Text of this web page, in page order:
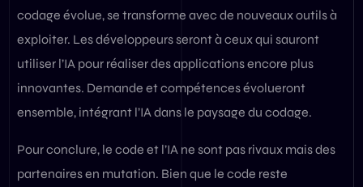
codage évolue, se transforme avec de nouveaux outils à
exploiter. Les développeurs seront à ceux qui sauront
utiliser l’IA pour réaliser des applications encore plus
innovantes. Demande et compétences évolueront
ensemble, intégrant l’IA dans le paysage du codage.
Pour conclure, le code et l’IA ne sont pas rivaux mais des
partenaires en mutation. Bien que le code reste